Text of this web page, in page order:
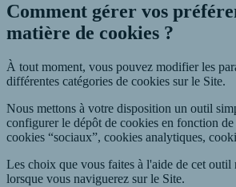
Comment gérer vos
matière de cookies ?
À tout moment, vous pouvez modifier les
différentes catégories de cookies sur le Site.
Nous mettons à votre disposition un outil
configurer le dépôt de cookies en fonction
cookies “sociaux”, cookies analytiques,
Les choix que vous faites à l'aide de cet outil
lorsque vous naviguerez sur le Site.